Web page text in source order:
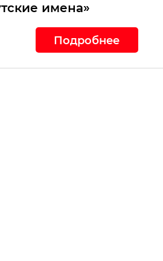
имена»
Подробнее